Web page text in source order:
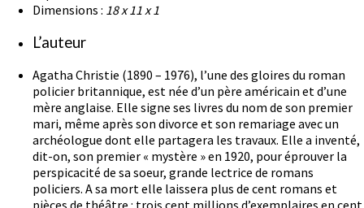
Dimensions : 18 x 11 x 1
L’auteur
Agatha Christie (1890 – 1976), l’une des gloires du roman
policier britannique, est née d’un père américain et d’une
mère anglaise. Elle signe ses livres du nom de son premier
mari, même après son divorce et son remariage avec un
archéologue dont elle partagera les travaux. Elle a inventé,
dit-on, son premier « mystère » en 1920, pour éprouver la
perspicacité de sa soeur, grande lectrice de romans
policiers. A sa mort elle laissera plus de cent romans et
pièces de théâtre : trois cent millions d’exemplaires en cent